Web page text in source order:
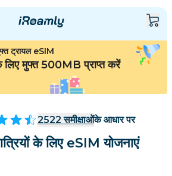
ट्रायल eSIM
लिए मुफ्त 500MB प्राप्त करें
2522 समीक्षाओंके आधार पर
के लिए eSIM योजनाएं